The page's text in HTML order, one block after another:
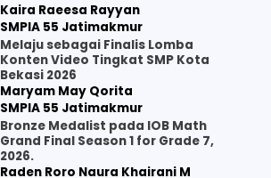
Kaira Raeesa Rayyan
SMPIA 55 Jatimakmur
Melaju sebagai Finalis Lomba
Konten Video Tingkat SMP Kota
Bekasi 2026
Maryam May Qorita
SMPIA 55 Jatimakmur
Bronze Medalist pada IOB Math
Grand Final Season 1 for Grade 7,
2026.
Raden Roro Naura Khairani M